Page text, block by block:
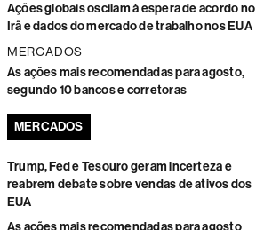
Ações globais oscilam à espera de acordo no
Irã e dados do mercado de trabalho nos EUA
MERCADOS
As ações mais recomendadas para agosto,
segundo 10 bancos e corretoras
MERCADOS
Trump, Fed e Tesouro geram incerteza e
reabrem debate sobre vendas de ativos dos
EUA